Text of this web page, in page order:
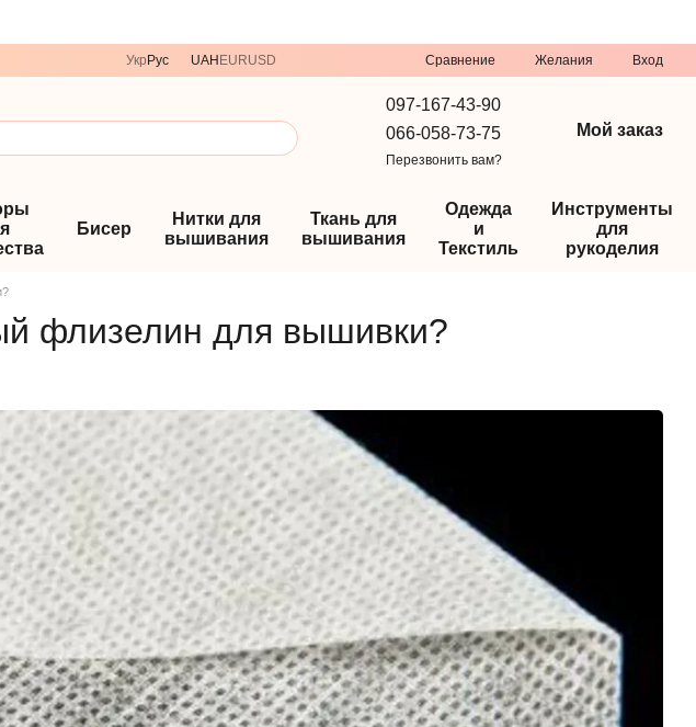
Укр Рус UAH EURUSD Сравнение Желания Вход
097-167-43-90
066-058-73-75
Перезвонить вам?
Мой заказ
Бисер
Нитки для
вышивания
Ткань для
вышивания
Одежда
и
Текстиль
Инструменты
для
рукоделия
флизелин для вышивки?